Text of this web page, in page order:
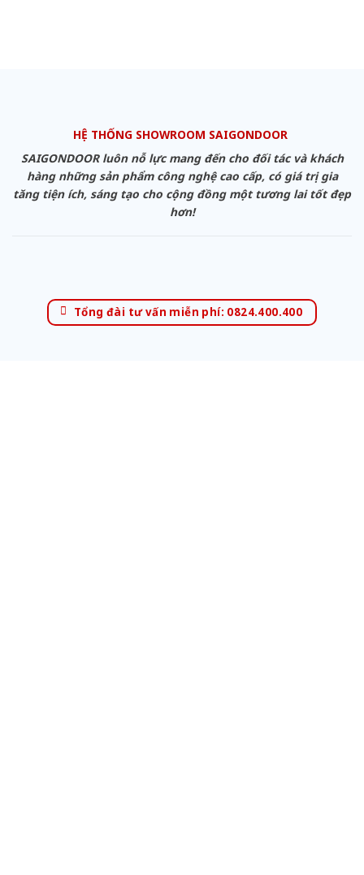
HỆ THỐNG SHOWROOM SAIGONDOOR
SAIGONDOOR luôn nỗ lực mang đến cho đối tác và khách
hàng những sản phẩm công nghệ cao cấp, có giá trị gia
tăng tiện ích, sáng tạo cho cộng đồng một tương lai tốt đẹp
hơn!
Tổng đài tư vấn miễn phí: 0824.400.400